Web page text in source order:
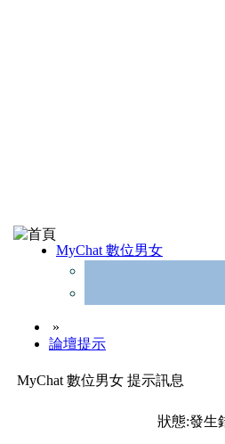
MyChat 數位男女
»
論壇提示
MyChat 數位男女 提示訊息
狀態:發生